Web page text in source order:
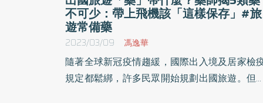
不可少：帶上飛機該「這樣保存」#旅
遊常備藥
2023/03/09 馮逸華
隨著全球新冠疫情趨緩，國際出入境及居家檢
規定都鬆綁，許多民眾開始規劃出國旅遊。但旅